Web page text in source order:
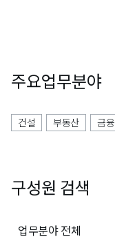
주요업무분야
건설 부동산 금융
구성원 검색
업무분야 전체